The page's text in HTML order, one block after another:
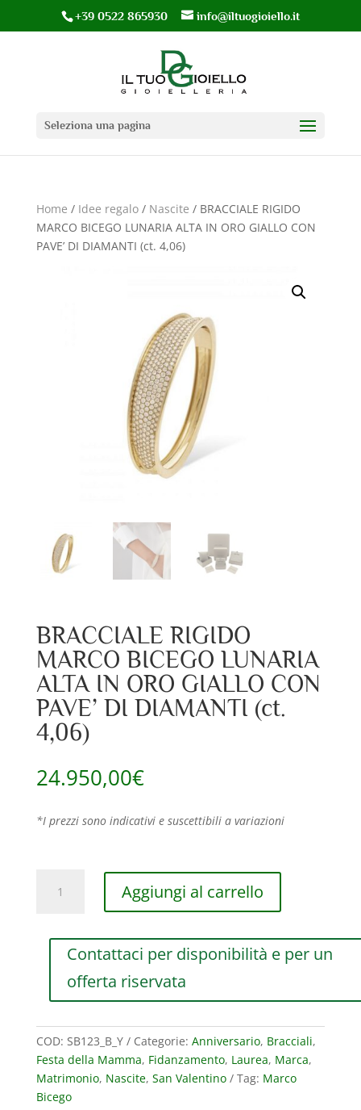
+39 0522 865930 info@iltuogioiello.it
Seleziona una pagina
Home / Idee regalo/ Nascite / BRACCIALE RIGIDO
MARCO BICEGO LUNARIA ALTA IN ORO GIALLO CON
PAVE’ DI DIAMANTI (ct. 4,06)
BRACCIALE RIGIDO
MARCO BICEGO LUNARIA
ALTA IN ORO GIALLO CON
PAVE’ DI DIAMANTI (ct.
4,06)
24.950,00€
*I prezzi sono indicativi e suscettibili a variazioni
RIGIDO
LUNARIA
GIALLO
CON
PAVE’
DI
DIAMANTI
Aggiungi al carrello
Contattaci per disponibilità e per un
offerta riservata
COD: SB123_B_Y Categorie: Anniversario, Bracciali,
Festa della Mamma, Fidanzamento, Laurea, Marca,
Matrimonio, Nascite, San Valentino Tag: Marco
Bicego